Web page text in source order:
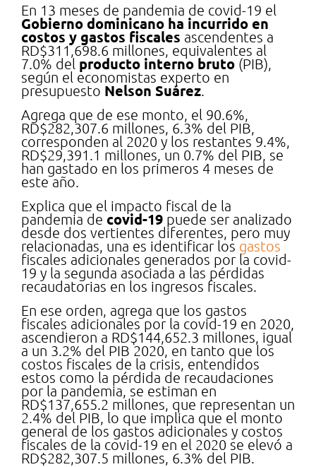
En 13 meses de pandemia de covid-19 el
Gobierno dominicano ha incurrido en
costos y gastos fiscales ascendentes a
RD$311,698.6 millones, equivalentes al
7.0% del producto interno bruto (PIB),
según el economistas experto en
presupuesto Nelson Suárez.
Agrega que de ese monto, el 90.6%,
RD$282,307.6 millones, 6.3% del PIB,
corresponden al 2020 y los restantes 9.4%,
RD$29,391.1 millones, un 0.7% del PIB, se
han gastado en los primeros 4 meses de
este año.
Explica que el impacto fiscal de la
pandemia de covid-19 puede ser analizado
desde dos vertientes diferentes, pero muy
relacionadas, una es identificar los gastos
fiscales adicionales generados por la covid-
19 y la segunda asociada a las pérdidas
recaudatorias en los ingresos fiscales.
En ese orden, agrega que los gastos
fiscales adicionales por la covid-19 en 2020,
ascendieron a RD$144,652.3 millones, igual
a un 3.2% del PIB 2020, en tanto que los
costos fiscales de la crisis, entendidos
estos como la pérdida de recaudaciones
por la pandemia, se estiman en
RD$137,655.2 millones, que representan un
2.4% del PIB, lo que implica que el monto
general de los gastos adicionales y costos
fiscales de la covid-19 en el 2020 se elevó a
RD$282,307.5 millones, 6.3% del PIB.